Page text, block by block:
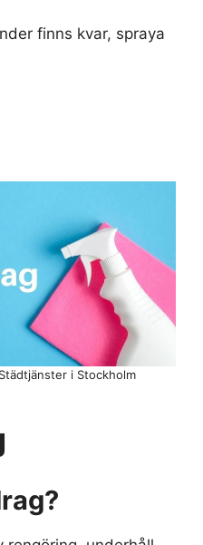
finns kvar, spraya
i Stockholm